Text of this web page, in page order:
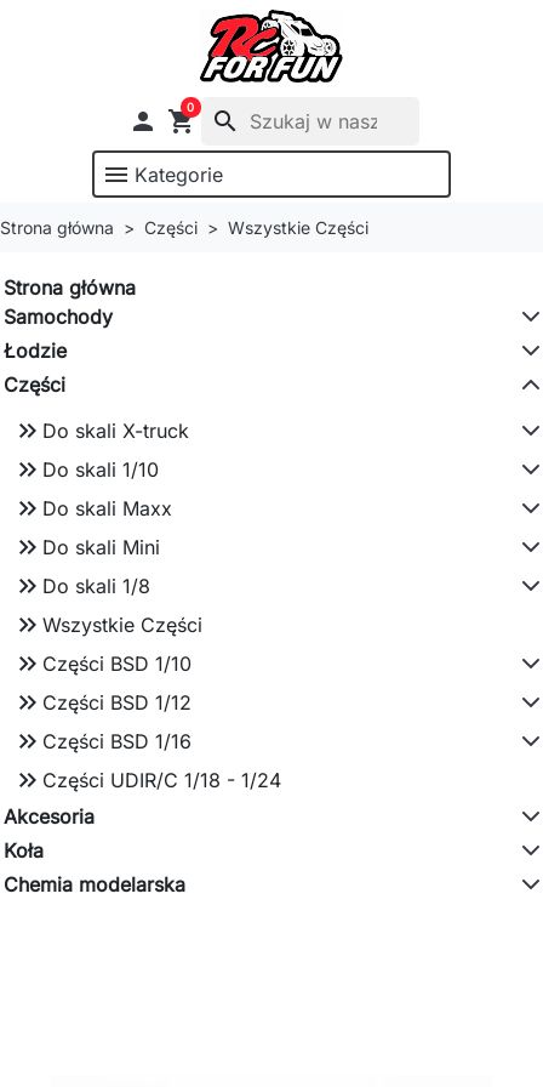
 shopping_cart
0
search
menu Kategorie
Strona główna Części Wszystkie Części
Strona główna
Samochody
Łodzie
Części
keyboard_double_arrow_right Do skali X-truck
keyboard_double_arrow_right Do skali 1/10
keyboard_double_arrow_right Do skali Maxx
keyboard_double_arrow_right Do skali Mini
keyboard_double_arrow_right Do skali 1/8
keyboard_double_arrow_right Wszystkie Części
keyboard_double_arrow_right Części BSD 1/10
keyboard_double_arrow_right Części BSD 1/12
keyboard_double_arrow_right Części BSD 1/16
keyboard_double_arrow_right Części UDIR/C 1/18 - 1/24
Akcesoria
Koła
Chemia modelarska